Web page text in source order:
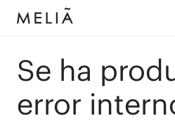
Se ha
error